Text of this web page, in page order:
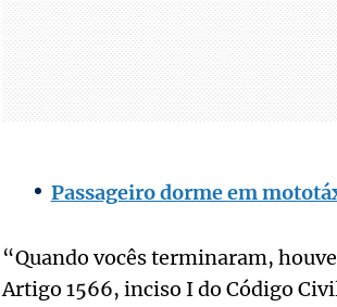
Passageiro dorme em
“Quando vocês terminaram,
Artigo 1566, inciso I do Código